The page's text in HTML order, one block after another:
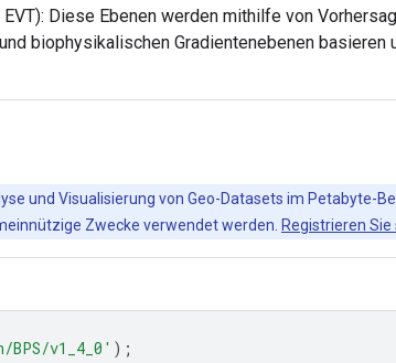
Diese Ebenen werden mithilfe von
biophysikalischen Gradientenebenen
und Visualisierung von Geo-Datasets im Petabyte-
Zwecke verwendet werden. Registrieren
BPS/v1_4_0' );